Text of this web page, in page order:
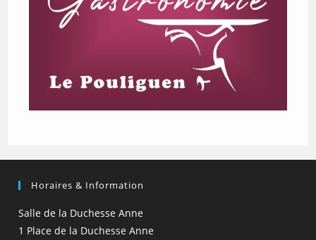
Horaires & Information
Salle de la Duchesse Anne
1 Place de la Duchesse Anne